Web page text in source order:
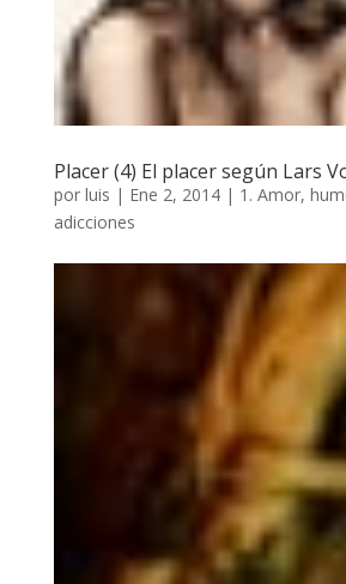
Placer (4) El placer según Lars
por luis | Ene 2, 2014| 1. Amor,
adicciones